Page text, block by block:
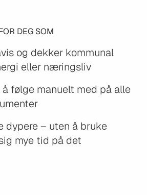
DEG SOM
og dekker kommunal
eller næringsliv
følge manuelt med på alle
dypere – uten å bruke
mye tid på det